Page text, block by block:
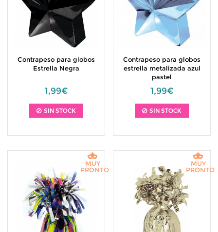
Contrapeso para globos
Estrella Negra
1,99€
SIN STOCK
Contrapeso para globos
estrella metalizada azul
pastel
1,99€
SIN STOCK
MUY
PRONTO
MUY
PRONTO